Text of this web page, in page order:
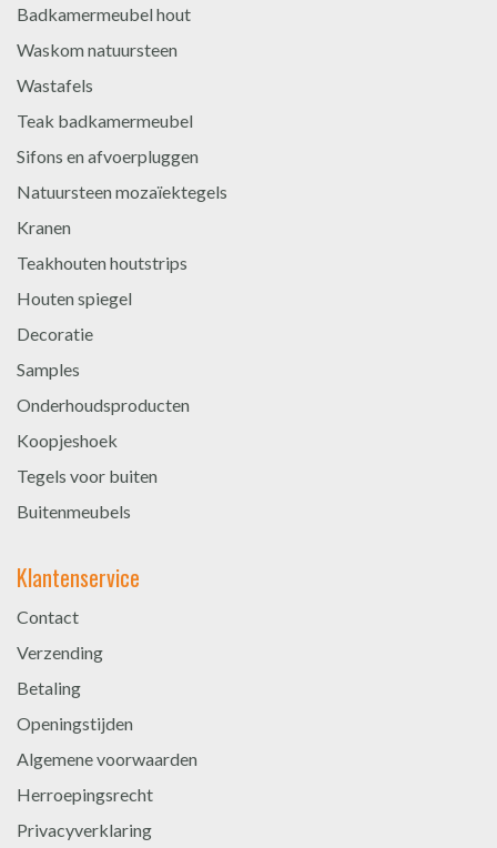
Badkamermeubel hout
Waskom natuursteen
Wastafels
Teak badkamermeubel
Sifons en afvoerpluggen
Natuursteen mozaïektegels
Kranen
Teakhouten houtstrips
Houten spiegel
Decoratie
Samples
Onderhoudsproducten
Koopjeshoek
Tegels voor buiten
Buitenmeubels
Klantenservice
Contact
Verzending
Betaling
Openingstijden
Algemene voorwaarden
Herroepingsrecht
Privacyverklaring